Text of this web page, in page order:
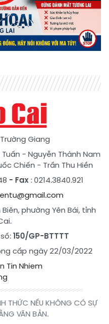
Trường Giang
- Nguyễn Thành Nam
Chiến - Trần Thu Hiền
- Fax : 0214.3840.921
phường Yên Bái, tỉnh
150/GP-BTTTT
cấp ngày 22/03/2022
THỨC NẾU KHÔNG CÓ SỰ
VĂN BẢN.